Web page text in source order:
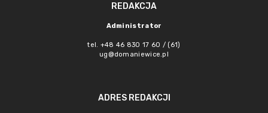
REDAKCJA
Administrator
tel. +48 46 830 17 60 / (61)
ug@domaniewice.pl
ADRES REDAKCJI